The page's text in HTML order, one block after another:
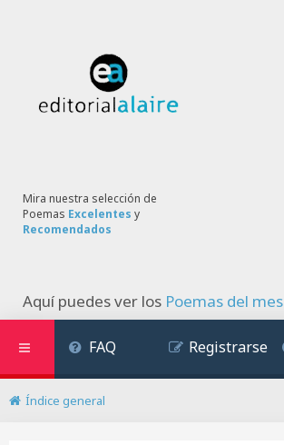
Mira nuestra selección de
Poemas Excelentes y
Recomendados
Aquí puedes ver los Poemas del mes
FAQ Registrarse
Índice general